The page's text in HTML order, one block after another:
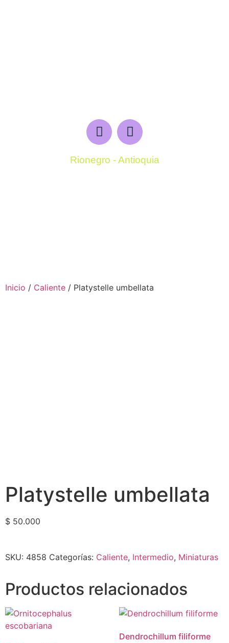
Rionegro - Antioquia
Inicio / Caliente / Platystelle umbellata
Platystelle umbellata
$ 50.000
SKU: 4858 Categorías: Caliente, Intermedio, Miniaturas
Productos relacionados
Dendrochillum filiforme